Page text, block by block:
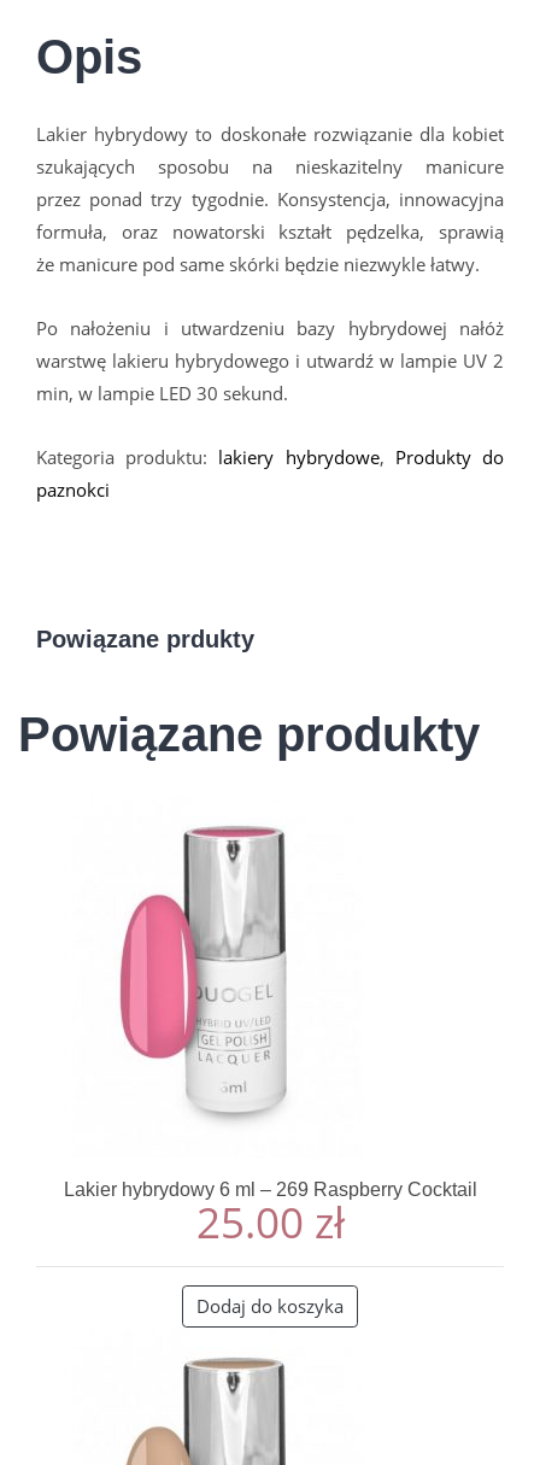
Opis
Lakier hybrydowy to doskonałe rozwiązanie dla kobiet
szukających sposobu na nieskazitelny manicure
przez ponad trzy tygodnie. Konsystencja, innowacyjna
formuła, oraz nowatorski kształt pędzelka, sprawią
że manicure pod same skórki będzie niezwykle łatwy.
Po nałożeniu i utwardzeniu bazy hybrydowej nałóż
warstwę lakieru hybrydowego i utwardź w lampie UV 2
min, w lampie LED 30 sekund.
Kategoria produktu: lakiery hybrydowe, Produkty do
paznokci
Powiązane prdukty
Powiązane produkty
Lakier hybrydowy 6 ml – 269 Raspberry Cocktail
25.00 zł
Dodaj do koszyka